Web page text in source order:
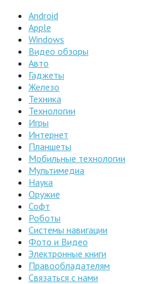
Android
Apple
Windows
Видео обзоры
Авто
Гаджеты
Железо
Техника
Технологии
Игры
Интернет
Планшеты
Мобильные технологии
Мультимедиа
Наука
Оружие
Софт
Роботы
Системы навигации
Фото и Видео
Электронные книги
Правообладателям
Связаться с нами